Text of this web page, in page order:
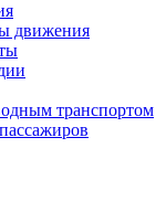
движения
транспортом